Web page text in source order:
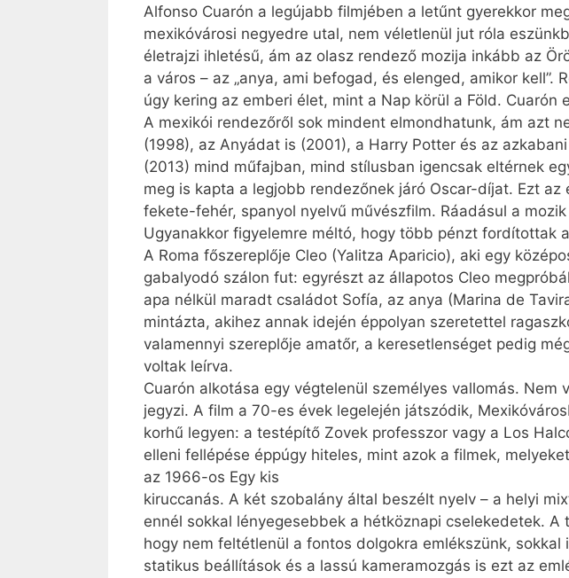
Alfonso Cuarón a legújabb filmjében a letűnt gyerekkor
mexikóvárosi negyedre utal, nem véletlenül jut róla
életrajzi ihletésű, ám az olasz rendező mozija inkább az
a város – az „anya, ami befogad, és elenged, amikor
úgy kering az emberi élet, mint a Nap körül a Föld. Cuarón
A mexikói rendezőről sok mindent elmondhatunk, ám azt
(1998), az Anyádat is (2001), a Harry Potter és az
(2013) mind műfajban, mind stílusban igencsak eltérnek
meg is kapta a legjobb rendezőnek járó Oscar-díjat. Ezt
fekete-fehér, spanyol nyelvű művészfilm. Ráadásul a
Ugyanakkor figyelemre méltó, hogy több pénzt fordítottak
A Roma főszereplője Cleo (Yalitza Aparicio), aki egy
gabalyodó szálon fut: egyrészt az állapotos Cleo
apa nélkül maradt családot Sofía, az anya (Marina de
mintázta, akihez annak idején éppolyan szeretettel
valamennyi szereplője amatőr, a keresetlenséget pedig
voltak leírva.
Cuarón alkotása egy végtelenül személyes vallomás.
jegyzi. A film a 70-es évek legelején játszódik,
korhű legyen: a testépítő Zovek professzor vagy a Los
elleni fellépése éppúgy hiteles, mint azok a filmek,
az 1966-os Egy kis
kiruccanás. A két szobalány által beszélt nyelv – a helyi
ennél sokkal lényegesebbek a hétköznapi cselekedetek.
hogy nem feltétlenül a fontos dolgokra emlékszünk,
statikus beállítások és a lassú kameramozgás is ezt az